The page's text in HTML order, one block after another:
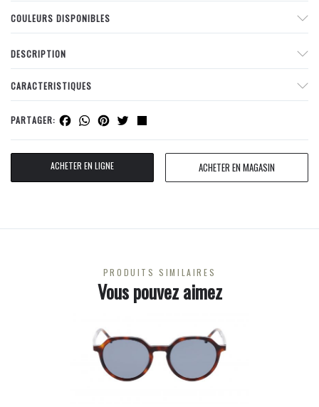
COULEURS DISPONIBLES
DESCRIPTION
CARACTERISTIQUES
PARTAGER: Facebook
WhatsApp
Pinterest
Twitter
ACHETER EN LIGNE ACHETER EN MAGASIN
PRODUITS SIMILAIRES
Vous pouvez aimez